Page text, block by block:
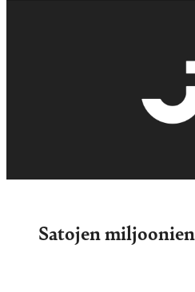
Satojen